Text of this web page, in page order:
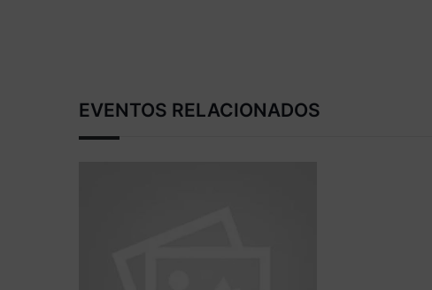
EVENTOS RELACIONADOS